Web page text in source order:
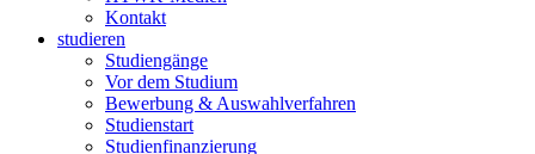
Kontakt
studieren
Studiengänge
Vor dem Studium
Bewerbung & Auswahlverfahren
Studienstart
Studienfinanzierung